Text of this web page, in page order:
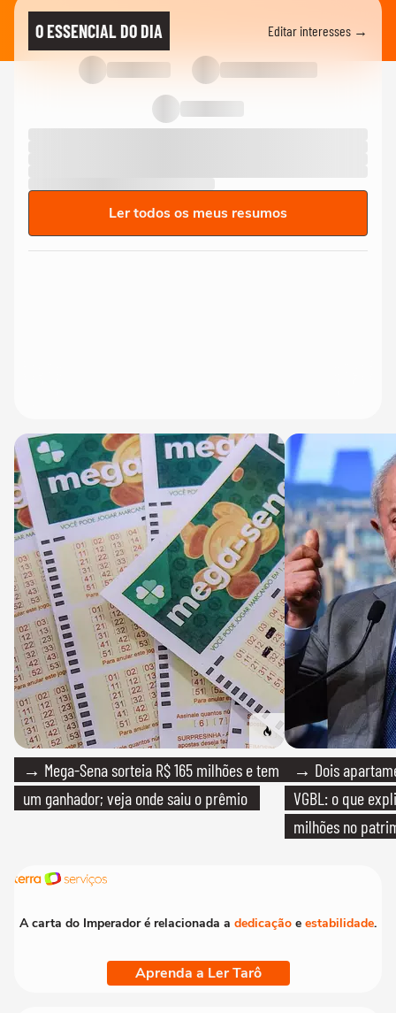
O ESSENCIAL DO DIA Editar interesses →
Ler todos os meus resumos
→ Mega-Sena sorteia R$ 165 milhões e tem
um ganhador; veja onde saiu o prêmio
→ Dois
VGBL: o que
milhões no
A carta do Imperador é relacionada a dedicação e estabilidade.
Aprenda a Ler Tarô